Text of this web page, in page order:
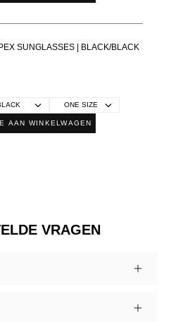
SUNGLASSES | BLACK/BLACK
AAN WINKELWAGEN
VRAGEN